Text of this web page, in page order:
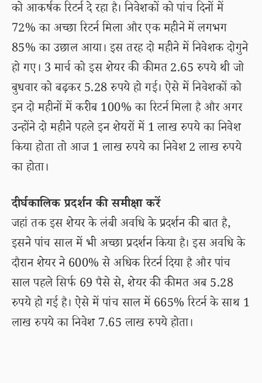
को आकर्षक रिटर्न दे रहा है। निवेशकों को पांच दिनों में
72% का अच्छा रिटर्न मिला और एक महीने में लगभग
85% का उछाल आया। इस तरह दो महीने में निवेशक दोगुने
हो गए। 3 मार्च को इस शेयर की कीमत 2.65 रुपये थी जो
बुधवार को बढ़कर 5.28 रुपये हो गई। ऐसे में निवेशकों को
इन दो महीनों में करीब 100% का रिटर्न मिला है और अगर
उन्होंने दो महीने पहले इन शेयरों में 1 लाख रुपये का निवेश
किया होता तो आज 1 लाख रुपये का निवेश 2 लाख रुपये
का होता।
दीर्घकालिक प्रदर्शन की समीक्षा करें
जहां तक इस शेयर के लंबी अवधि के प्रदर्शन की बात है,
इसने पांच साल में भी अच्छा प्रदर्शन किया है। इस अवधि के
दौरान शेयर ने 600% से अधिक रिटर्न दिया है और पांच
साल पहले सिर्फ 69 पैसे से, शेयर की कीमत अब 5.28
रुपये हो गई है। ऐसे में पांच साल में 665% रिटर्न के साथ 1
लाख रुपये का निवेश 7.65 लाख रुपये होता।